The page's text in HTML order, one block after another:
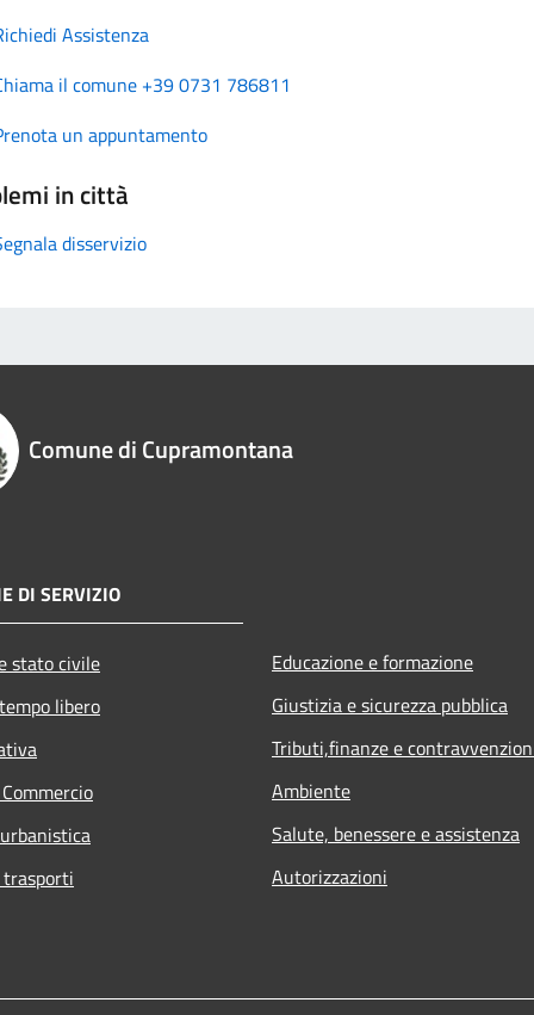
Assistenza
il comune +39 0731 786811
un appuntamento
in città
disservizio
Comune di Cupramontana
DI SERVIZIO
stato civile
libero
Educazione e formazione
Giustizia e sicurezza pubblica
Tributi,finanze e
Ambiente
Salute, benessere e assistenza
Autorizzazioni